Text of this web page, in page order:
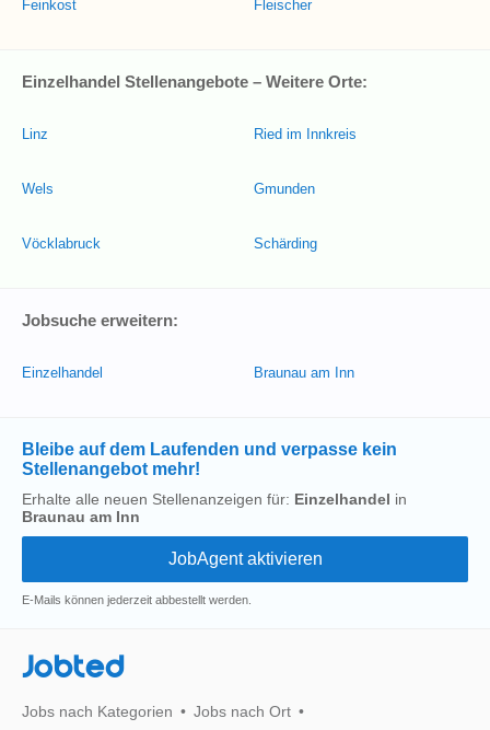
Feinkost Fleischer
Einzelhandel Stellenangebote – Weitere Orte:
Linz
Wels
Vöcklabruck
Ried im Innkreis
Gmunden
Schärding
Jobsuche erweitern:
Einzelhandel Braunau am Inn
Bleibe auf dem Laufenden und verpasse kein
Stellenangebot mehr!
Erhalte alle neuen Stellenanzeigen für: Einzelhandel in
Braunau am Inn
E-Mails können jederzeit abbestellt werden.
Jobted
Jobs nach Kategorien Jobs nach Ort